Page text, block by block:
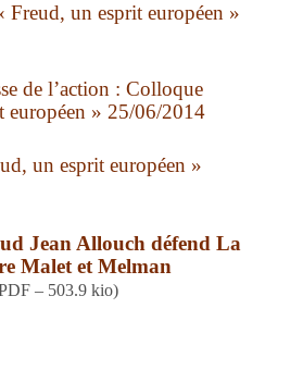
Freud, un esprit européen »
de l’action : Colloque
européen » 25/06/2014
un esprit européen »
Jean Allouch défend La
Malet et Melman
– 503.9 kio)